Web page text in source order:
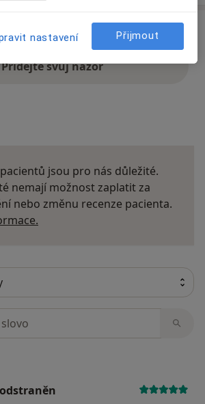
Přidejte svůj názor
jsou pro nás důležité.
nemají možnost zaplatit za
nebo změnu recenze pacienta.
nastavení Přijmout